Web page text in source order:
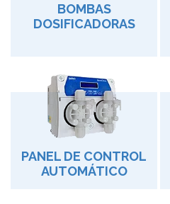
BOMBAS
DOSIFICADORAS
PANEL DE CONTROL
AUTOMÁTICO